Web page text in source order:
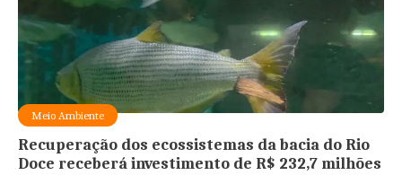
Meio Ambiente
Recuperação dos ecossistemas da bacia do Rio
Doce receberá investimento de R$ 232,7 milhões